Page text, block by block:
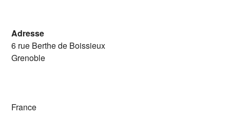
Adresse
6 rue Berthe de Boissieux
Grenoble
France